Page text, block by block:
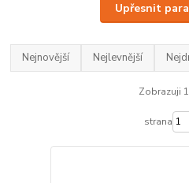
Upřesnit
Nejnovější Nejlevnější
Zobrazuji
strana